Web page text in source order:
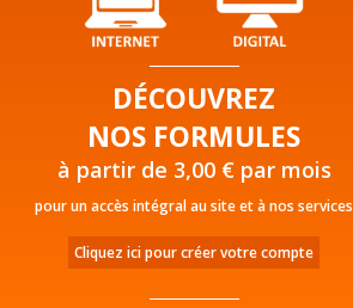
DÉCOUVREZ
NOS FORMULES
à partir de 3,00 € par mois
pour un accès intégral au site et à nos services
Cliquez ici pour créer votre compte